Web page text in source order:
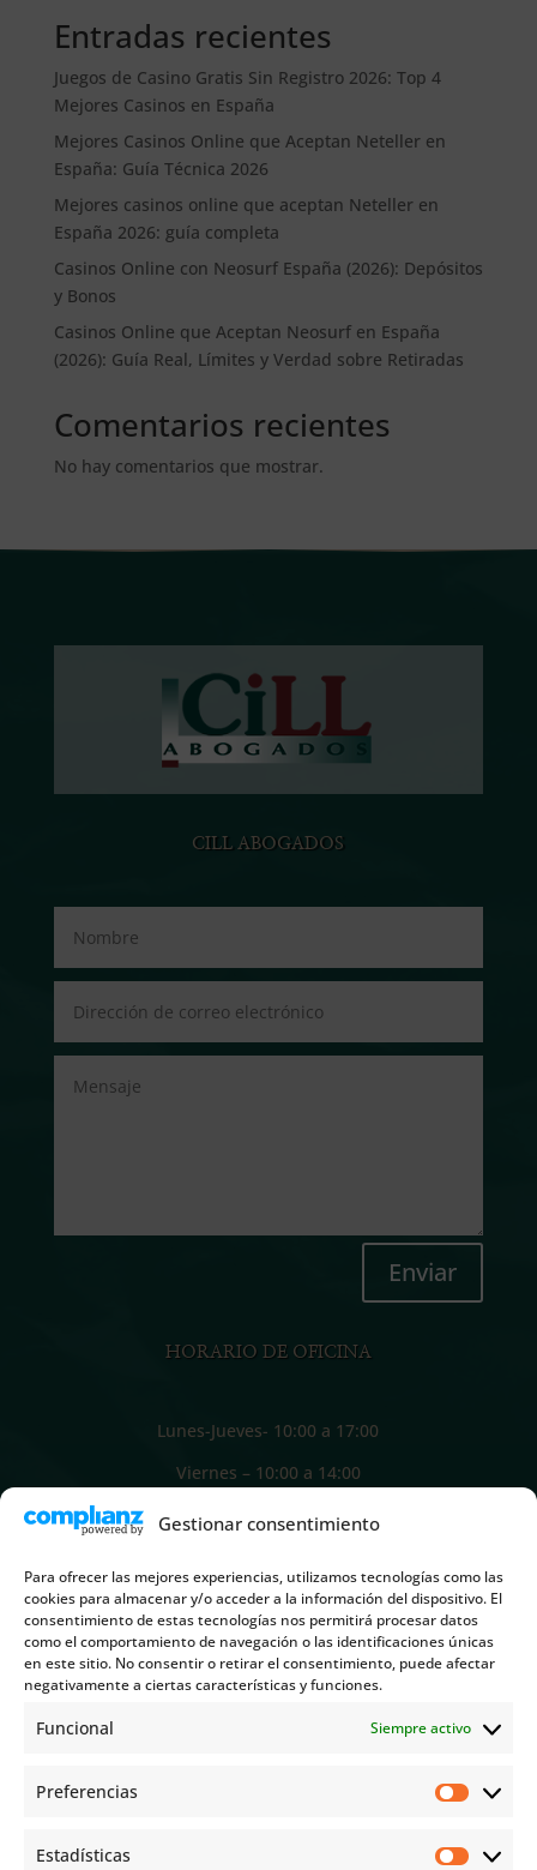
Gestionar consentimiento
Para ofrecer las mejores experiencias, utilizamos tecnologías como las
cookies para almacenar y/o acceder a la información del dispositivo. El
consentimiento de estas tecnologías nos permitirá procesar datos
como el comportamiento de navegación o las identificaciones únicas
en este sitio. No consentir o retirar el consentimiento, puede afectar
negativamente a ciertas características y funciones.
Funcional Siempre activo
Preferencias
Estadísticas
Entradas recientes
Juegos de Casino Gratis Sin Registro 2026: Top 4
Mejores Casinos en España
Mejores Casinos Online que Aceptan Neteller en
España: Guía Técnica 2026
Mejores casinos online que aceptan Neteller en
España 2026: guía completa
Casinos Online con Neosurf España (2026): Depósitos
y Bonos
Casinos Online que Aceptan Neosurf en España
(2026): Guía Real, Límites y Verdad sobre Retiradas
Comentarios recientes
No hay comentarios que mostrar.
CILL ABOGADOS
Enviar
HORARIO DE OFICINA
Lunes-Jueves- 10:00 a 17:00
Viernes – 10:00 a 14:00
C/ Caballero de Rodas, 43-45 3º
03181 Torrevieja Alicante